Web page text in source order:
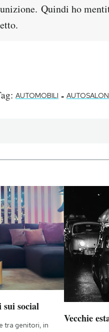
Quindi ho
AUTOMOBILI -
sui social
tra genitori, in
Vecchie